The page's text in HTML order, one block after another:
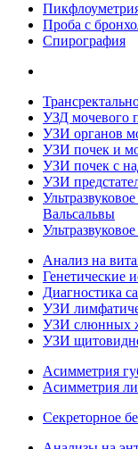
Проба с
Спирография
УЗД мочевого
УЗИ органов
УЗИ почек и
УЗИ почек с
УЗИ
Вальсальвы
Анализ на
Генетические
Диагностика
УЗИ
УЗИ слюнных
УЗИ
Асимметрия
Асимметрия
Секреторное